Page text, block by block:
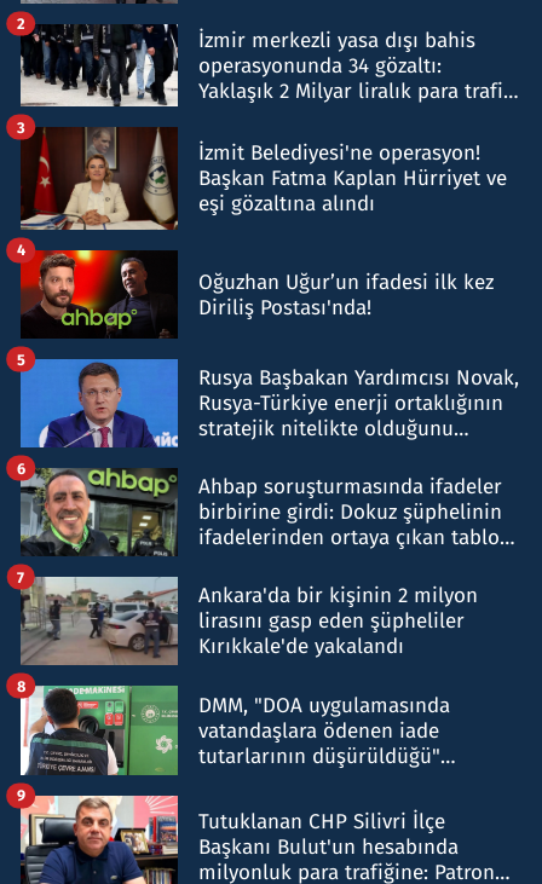
İzmir merkezli yasa dışı bahis
operasyonunda 34 gözaltı:
Yaklaşık 2 Milyar liralık para trafiği
2
İzmit Belediyesi'ne operasyon!
Başkan Fatma Kaplan Hürriyet ve
eşi gözaltına alındı
3
Oğuzhan Uğur’un ifadesi ilk kez
Diriliş Postası'nda!
4
Rusya Başbakan Yardımcısı Novak,
Rusya-Türkiye enerji ortaklığının
stratejik nitelikte olduğunu
5
Ahbap soruşturmasında ifadeler
birbirine girdi: Dokuz şüphelinin
ifadelerinden ortaya çıkan tablo
6
Ankara'da bir kişinin 2 milyon
lirasını gasp eden şüpheliler
Kırıkkale'de yakalandı
7
DMM, "DOA uygulamasında
vatandaşlara ödenen iade
tutarlarının düşürüldüğü"
8
Tutuklanan CHP Silivri İlçe
Başkanı Bulut'un hesabında
milyonluk para trafiğine: Patron
9